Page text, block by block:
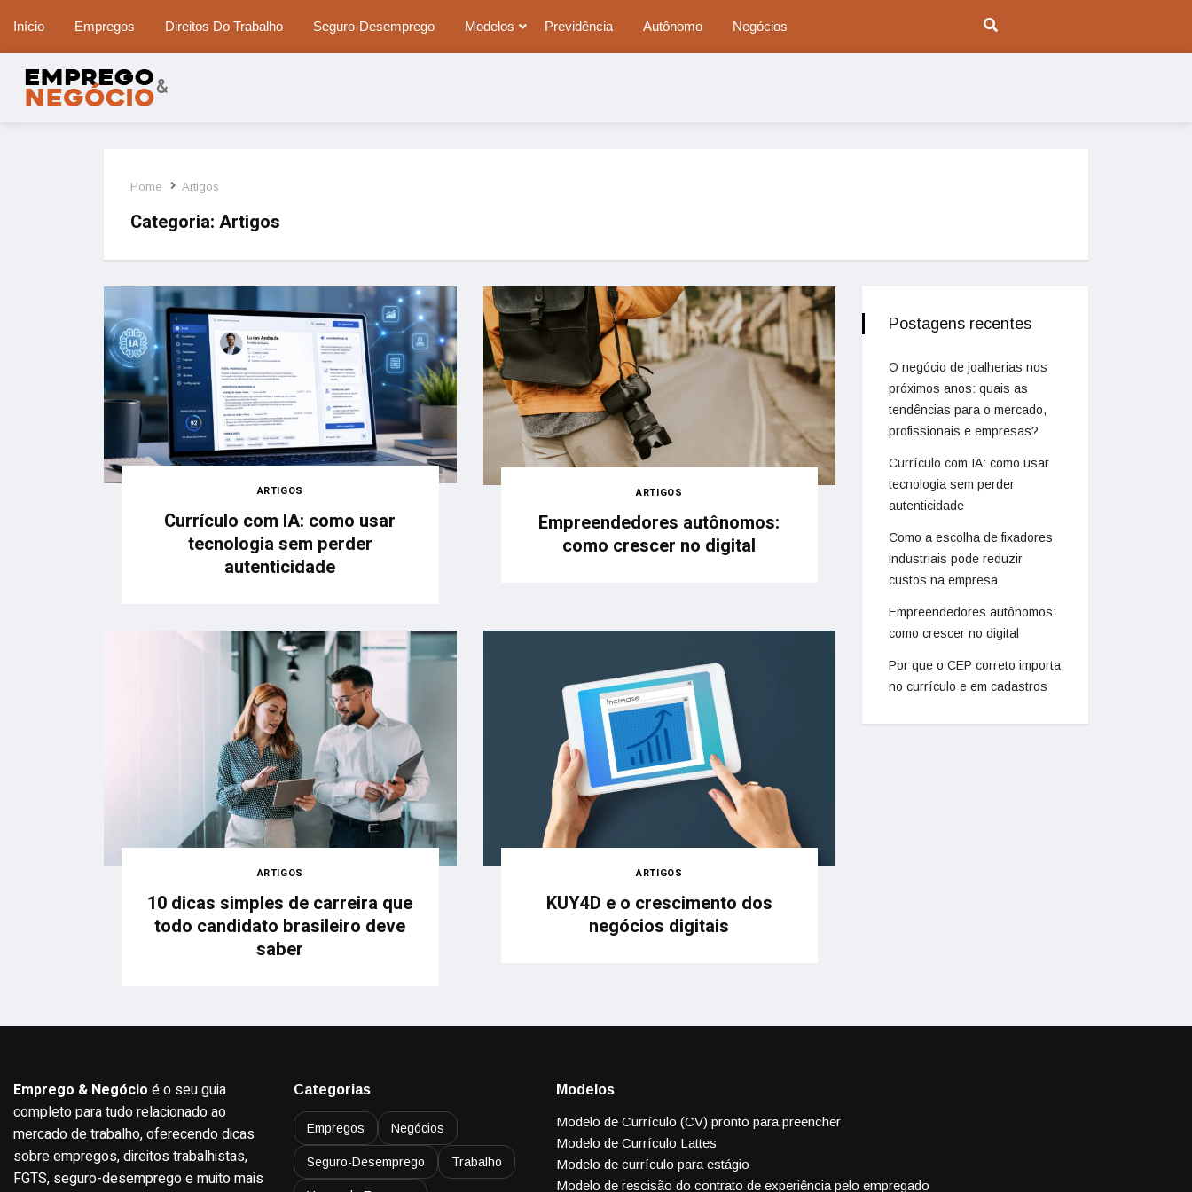
Início Empregos Direitos Do Trabalho Seguro-Desemprego Modelos Previdência Autônomo Negócios
Home Artigos
Categoria: Artigos
ARTIGOS
Currículo com IA: como usar
tecnologia sem perder
autenticidade
ARTIGOS
Empreendedores autônomos:
como crescer no digital
ARTIGOS
10 dicas simples de carreira que
todo candidato brasileiro deve
saber
ARTIGOS
KUY4D e o crescimento dos
negócios digitais
Postagens recentes
O negócio de joalherias nos
próximos anos: quais as
tendências para o mercado,
profissionais e empresas?
Currículo com IA: como usar
tecnologia sem perder
autenticidade
Como a escolha de fixadores
industriais pode reduzir
custos na empresa
Empreendedores autônomos:
como crescer no digital
Por que o CEP correto importa
no currículo e em cadastros
Emprego & Negócio é o seu guia
completo para tudo relacionado ao
mercado de trabalho, oferecendo dicas
sobre empregos, direitos trabalhistas,
FGTS, seguro-desemprego e muito mais
Categorias
Empregos Negócios
Seguro-Desemprego Trabalho
Modelos
Modelo de Currículo (CV) pronto para preencher
Modelo de Currículo Lattes
Modelo de currículo para estágio
Modelo de rescisão do contrato de experiência pelo empregado